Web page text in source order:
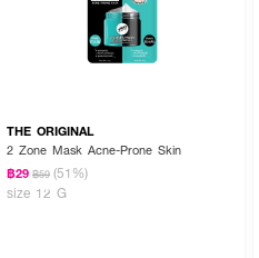
THE ORIGINAL
2 Zone Mask Acne-Prone Skin
฿29 ฿59 (51%)
size 12 G